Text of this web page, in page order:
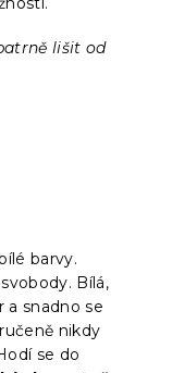
lišit od
barvy.
Bílá,
a snadno se
nikdy
se do